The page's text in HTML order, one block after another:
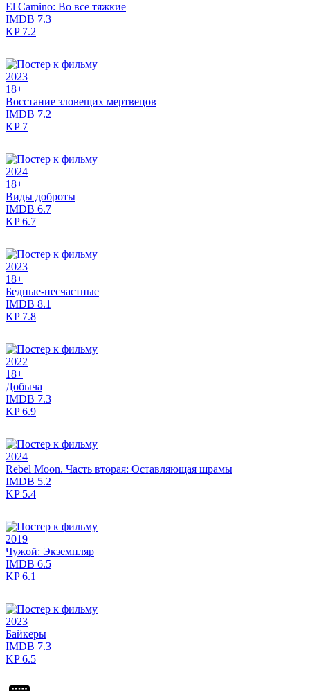
El Camino: Во все тяжкие
IMDB 7.3
KP7.2
2023
18+
Восстание зловещих мертвецов
IMDB 7.2
KP7
2024
18+
Виды доброты
IMDB 6.7
KP6.7
2023
18+
Бедные-несчастные
IMDB 8.1
KP7.8
2022
18+
Добыча
IMDB 7.3
KP6.9
2024
Rebel Moon. Часть вторая: Оставляющая шрамы
IMDB 5.2
KP5.4
2019
Чужой: Экземпляр
IMDB 6.5
KP6.1
2023
Байкеры
IMDB 7.3
KP6.5